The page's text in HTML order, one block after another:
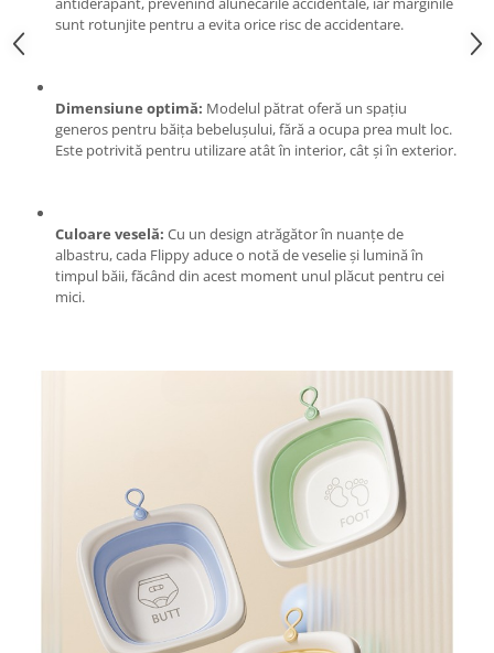
Magneti de frigider
Masini de tocat manuale
Masini tocat carne electrice
Mixere
Oale si Cratite
Palnii
Storcatoare
Tavi copt
Auto
Compresoare auto si pompe
Intretinere interior/exterior
Modulatoare FM
Perii de zapada si raclete
Patenti si clesti
Topoare
Truse, seturi si alte scule de mana
Compactoare
Scule Emtop
Tăietor beton
sunt rotunjite pentru a evita orice risc de accidentare.
Dimensiune optimă: Modelul pătrat oferă un spațiu
generos pentru băița bebelușului, fără a ocupa prea mult loc.
Este potrivită pentru utilizare atât în interior, cât și în exterior.
Culoare veselă: Cu un design atrăgător în nuanțe de
albastru, cada Flippy aduce o notă de veselie și lumină în
timpul băii, făcând din acest moment unul plăcut pentru cei
mici.